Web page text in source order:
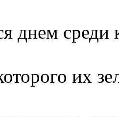
днем среди
их